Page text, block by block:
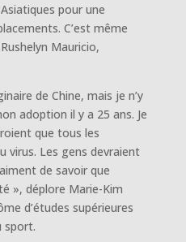
pour une
C’est même
Mauricio,
de Chine, mais je n’y
adoption il y a 25 ans. Je
que tous les
virus. Les gens devraient
de savoir que
», déplore Marie-Kim
d’études supérieures
sport.